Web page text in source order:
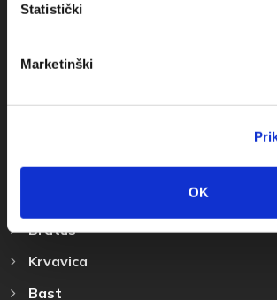
Statistički
Marketinški
OK
Baska Voda
Bratus
Krvavica
Bast